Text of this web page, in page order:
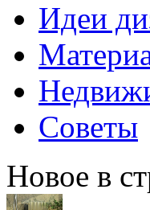
Идеи
Советы
Новое в